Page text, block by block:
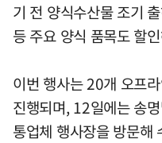
기 전 양식수산물 조기
등 주요 양식 품목도 할
이번 행사는 20개 오프
진행되며, 12일에는 송
통업체 행사장을 방문해